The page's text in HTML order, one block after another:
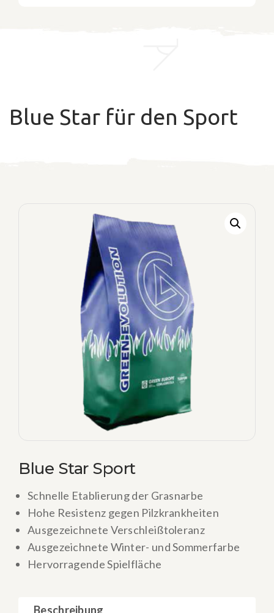
Blue Star für den Sport
Blue Star Sport
Schnelle Etablierung der Grasnarbe
Hohe Resistenz gegen Pilzkrankheiten
Ausgezeichnete Verschleißtoleranz
Ausgezeichnete Winter- und Sommerfarbe
Hervorragende Spielfläche
Beschreibung